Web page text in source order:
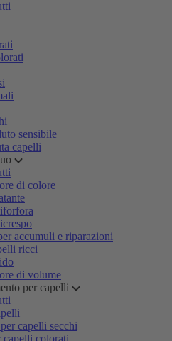
sensibile
capelli
di colore
accumuli e riparazioni
ricci
di volume
per capelli
capelli secchi
capelli colorati